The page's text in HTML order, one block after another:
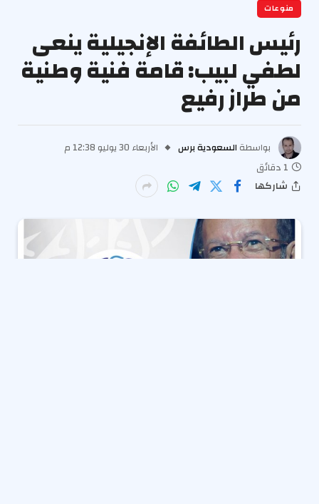
منوعات
رئيس الطائفة الإنجيلية ينعى
لطفي لبيب: قامة فنية وطنية
من طراز رفيع
بواسطة السعودية برس
الأربعاء 30 يوليو 12:38 م
1 دقائق
شاركها